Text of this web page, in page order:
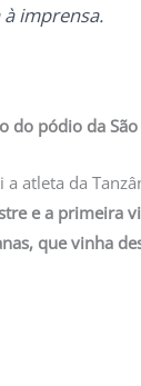
imprensa.
do pódio da
atleta da
e a primeira
que vinha